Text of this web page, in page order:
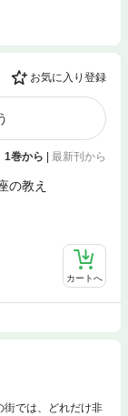
お気に入り登録
1巻から | 最新刊から
の教え
カートへ
街では、どれだけ非